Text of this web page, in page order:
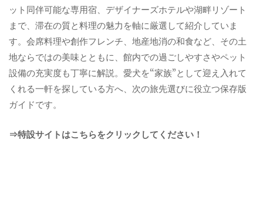
ット同伴可能な専用宿、デザイナーズホテルや湖畔リゾート
まで、滞在の質と料理の魅力を軸に厳選して紹介していま
す。会席料理や創作フレンチ、地産地消の和食など、その土
地ならではの美味とともに、館内での過ごしやすさやペット
設備の充実度も丁寧に解説。愛犬を“家族”として迎え入れて
くれる一軒を探している方へ、次の旅先選びに役立つ保存版
ガイドです。
⇒特設サイトはこちらをクリックしてください！